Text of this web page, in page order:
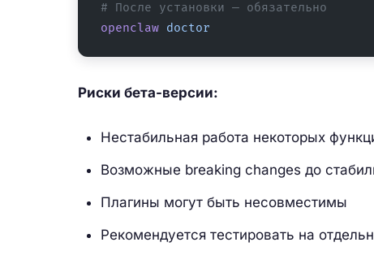
# После установки — обязательно
openclaw doctor
Риски бета-версии:
Нестабильная работа некоторых
Возможные breaking changes до
Плагины могут быть несовместимы
Рекомендуется тестировать на